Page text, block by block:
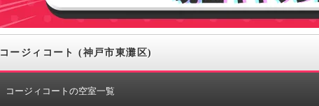
コージィコート (神戸市東灘区)
コージィコートの空室一覧